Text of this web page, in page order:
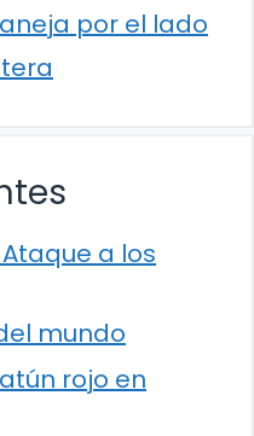
por el lado
a los
mundo
rojo en